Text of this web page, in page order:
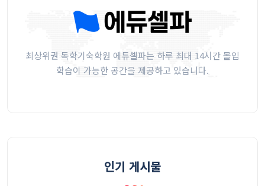
최상위권 독학기숙학원 에듀셀파는 하루 최대 14시간 몰입
학습이 가능한 공간을 제공하고 있습니다.
인기 게시물